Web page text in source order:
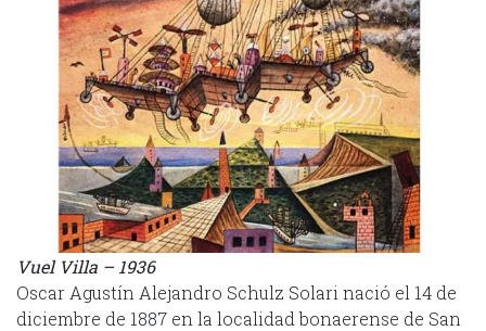
Vuel Villa – 1936
Oscar Agustín Alejandro Schulz Solari nació el 14 de
diciembre de 1887 en la localidad bonaerense de San